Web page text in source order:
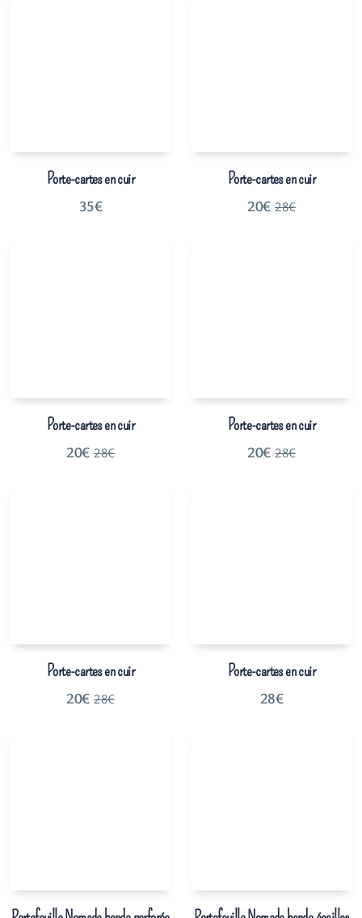
Porte-cartes en cuir
35€
Porte-cartes en cuir
20€ 28€
Porte-cartes en cuir
20€ 28€
Porte-cartes en cuir
20€ 28€
Porte-cartes en cuir
20€ 28€
Porte-cartes en cuir
28€